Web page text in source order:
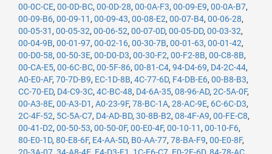
00-0C-CE, 00-0D-BC, 00-0D-28, 00-0A-F3, 00-09-E9, 00-0A-B7,
00-09-B6, 00-09-11 , 00-09-43, 00-08-E2, 00-07-B4, 00-06-28,
00-05-31 , 00-05-32, 00-06-52, 00-07-0D, 00-05-DD, 00-03-32,
00-04-9B, 00-01-97, 00-02-16, 00-30-7B, 00-01-63, 00-01-42,
00-D0-58, 00-50-3E, 00-D0-D3, 00-30-F2, 00-F2-8B, 00-C8-8B,
00-CA-E5, 00-6C-BC, 00-5F-86, 00-81-C4, 94-D4-69, D4-2C-44,
A0-E0-AF, 70-7D-B9, EC-1D-8B, 4C-77-6D, F4-DB-E6, 00-B8-B3,
CC-70-ED, D4-C9-3C, 4C-BC-48, D4-6A-35, 08-96-AD, 2C-5A-0F,
00-A3-8E, 00-A3-D1 , A0-23-9F, 78-BC-1A, 28-AC-9E, 6C-6C-D3,
2C-4F-52, 5C-5A-C7, D4-AD-BD, 30-8B-B2, 08-4F-A9, 00-FE-C8,
00-41-D2, 00-50-53, 00-50-0F, 00-E0-4F, 00-10-11 , 00-10-F6,
80-E0-1D, 80-E8-6F, E4-AA-5D, B0-AA-77, 78-BA-F9, 00-E0-8F,